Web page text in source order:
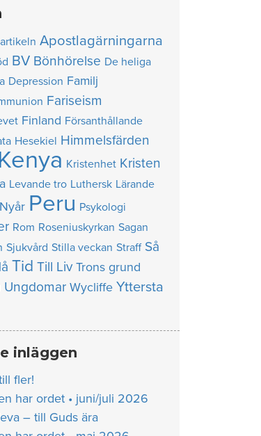
Apostlagärningarna
BV Bönhörelse De heliga
Depression Familj
Fariseism
Finland Försanthållande
Hesekiel Himmelsfärden
Kristenhet Kristen
Levande tro Luthersk Lärande
Nyår Peru Psykologi
Rom Roseniuskyrkan Sagan
Sjukvård Stilla veckan Straff Så
Tid Till Liv Trons grund
Ungdomar Wycliffe Yttersta
inläggen
fler!
har ordet • juni/juli 2026
– till Guds ära